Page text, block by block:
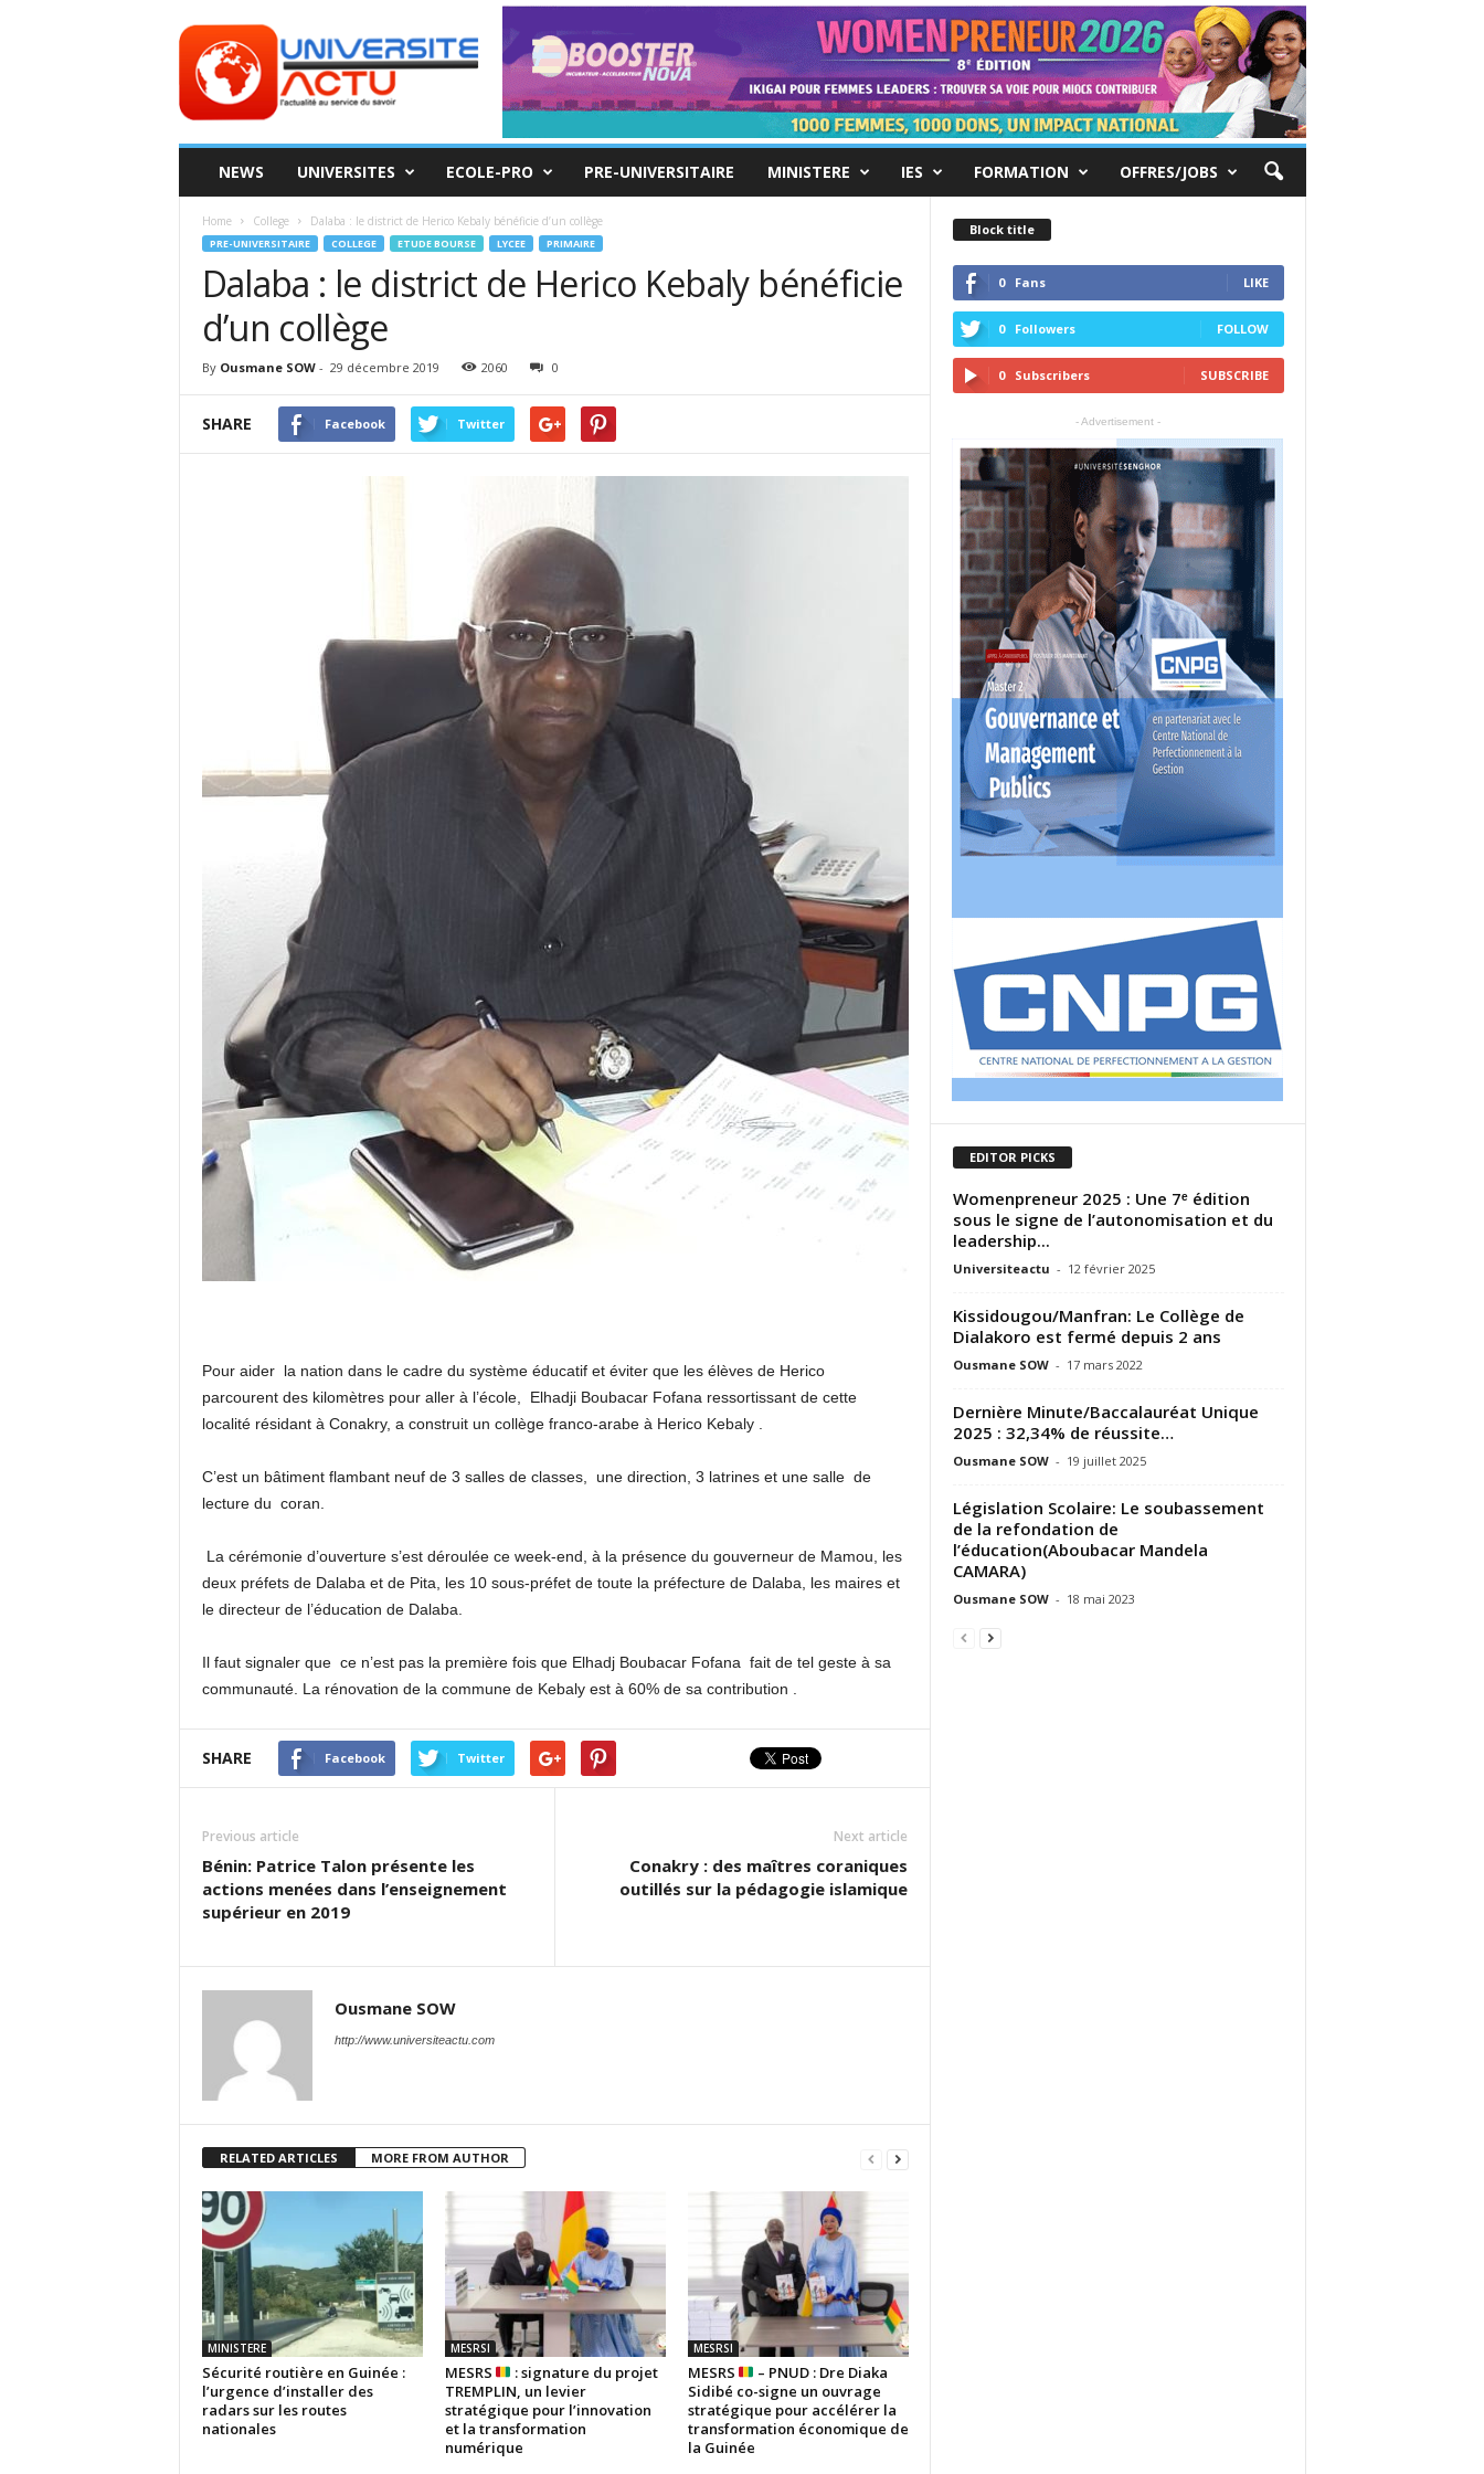
ACTU
NEWS UNIVERSITES ECOLE-PRO PRE-UNIVERSITAIRE MINISTERE IES FORMATION OFFRES/JOBS
Home College Dalaba : le district de Herico Kebaly bénéficie d’un collège
PRE-UNIVERSITAIRE COLLEGE ETUDE BOURSE LYCEE PRIMAIRE
Dalaba : le district de Herico Kebaly bénéficie
d’un collège
By Ousmane SOW- 29 décembre 2019 2060 0
SHARE Facebook Twitter
Pour aider la nation dans le cadre du système éducatif et éviter que les élèves de Herico
parcourent des kilomètres pour aller à l’école, Elhadji Boubacar Fofana ressortissant de cette
localité résidant à Conakry, a construit un collège franco-arabe à Herico Kebaly .
C’est un bâtiment flambant neuf de 3 salles de classes, une direction, 3 latrines et une salle de
lecture du coran.
La cérémonie d’ouverture s’est déroulée ce week-end, à la présence du gouverneur de Mamou, les
deux préfets de Dalaba et de Pita, les 10 sous-préfet de toute la préfecture de Dalaba, les maires et
le directeur de l’éducation de Dalaba.
Il faut signaler que ce n’est pas la première fois que Elhadj Boubacar Fofana fait de tel geste à sa
communauté. La rénovation de la commune de Kebaly est à 60% de sa contribution .
SHARE Facebook Twitter
Previous article
Bénin: Patrice Talon présente les
actions menées dans l’enseignement
supérieur en 2019
Next article
Conakry : des maîtres coraniques
outillés sur la pédagogie islamique
Ousmane SOW
http://www.universiteactu.com
RELATED ARTICLES MORE FROM AUTHOR
MINISTERE
Sécurité routière en Guinée :
l’urgence d’installer des
radars sur les routes
nationales
MESRSI
MESRS
: signature du projet
TREMPLIN, un levier
stratégique pour l’innovation
et la transformation
numérique
MESRSI
MESRS
– PNUD : Dre Diaka
Sidibé co-signe un ouvrage
stratégique pour accélérer la
transformation économique de
la Guinée
Block title
0 Fans LIKE
0 Followers FOLLOW
0 Subscribers SUBSCRIBE
- Advertisement -
EDITOR PICKS
Womenpreneur 2025 : Une 7ᵉ édition
sous le signe de l’autonomisation et du
leadership...
Universiteactu - 12 février 2025
Kissidougou/Manfran: Le Collège de
Dialakoro est fermé depuis 2 ans
Ousmane SOW - 17 mars 2022
Dernière Minute/Baccalauréat Unique
2025 : 32,34% de réussite…
Ousmane SOW - 19 juillet 2025
Législation Scolaire: Le soubassement
de la refondation de
l’éducation(Aboubacar Mandela
CAMARA)
Ousmane SOW - 18 mai 2023